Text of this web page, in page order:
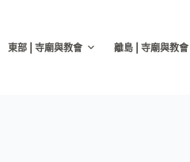
東部 | 寺廟與教會 離島 | 寺廟與教會